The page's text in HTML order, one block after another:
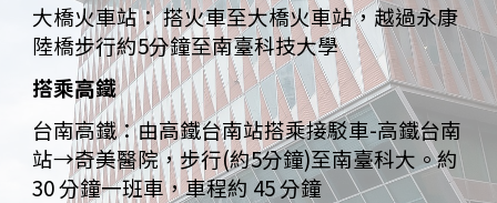
大橋火車站： 搭火車至大橋火車站，越過永康
陸橋步行約5分鐘至南臺科技大學
搭乘高鐵
台南高鐵：由高鐵台南站搭乘接駁車-高鐵台南
站→奇美醫院，步行(約5分鐘)至南臺科大。約
30 分鐘一班車，車程約 45 分鐘